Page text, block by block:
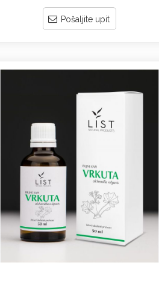
Pošaljite upit